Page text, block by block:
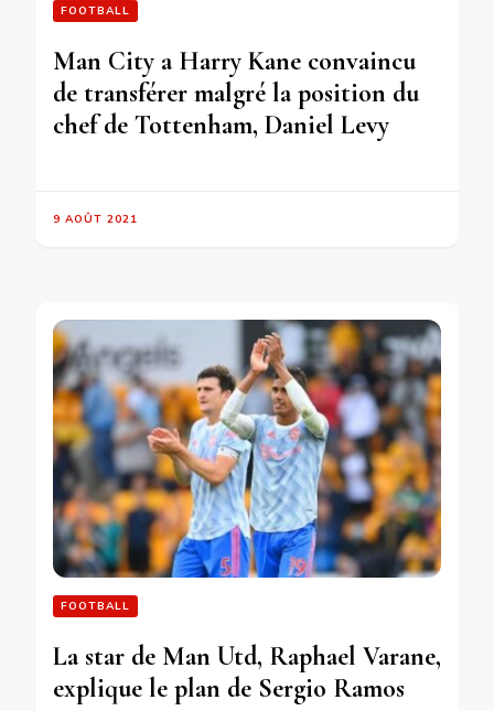
FOOTBALL
Man City a Harry Kane convaincu
de transférer malgré la position du
chef de Tottenham, Daniel Levy
9 AOÛT 2021
FOOTBALL
La star de Man Utd, Raphael Varane,
explique le plan de Sergio Ramos